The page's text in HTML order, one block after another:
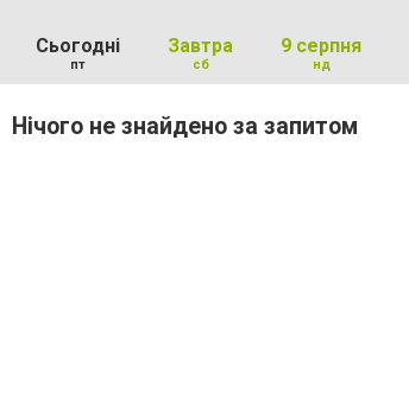
Сьогодні
пт
Завтра
сб
9 серпня
нд
Нічого не знайдено за запитом